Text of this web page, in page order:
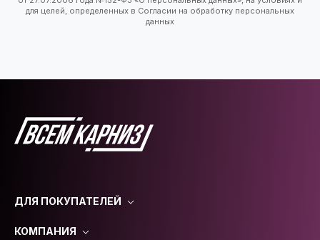
для целей, определенных в Согласии на обработку персональных
данных
ДЛЯ ПОКУПАТЕЛЕЙ
КОМПАНИЯ